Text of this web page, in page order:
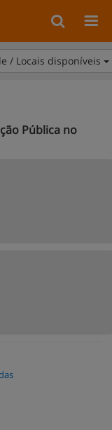
/ Locais disponíveis
Pública no